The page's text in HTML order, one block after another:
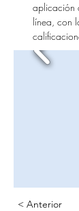
aplicación
línea, con
< Anterior